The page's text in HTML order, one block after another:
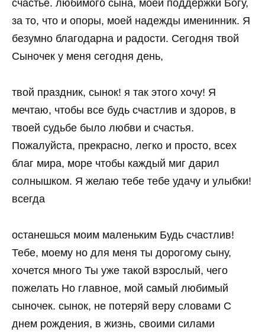
счастье. любимого сына, моей поддержки Богу,
за то, что и опоры, моей надежды именинник. Я
безумно благодарна и радости. Сегодня твой
Сыночек у меня сегодня день,
твой праздник, сынок! я так этого хочу! Я
мечтаю, чтобы все будь счастлив и здоров, в
твоей судьбе было любви и счастья.
Пожалуйста, прекрасно, легко и просто, всех
благ мира, море чтобы каждый миг дарил
солнышком. Я желаю тебе тебе удачу и улыбки!
всегда
останешься моим маленьким Будь счастлив!
Тебе, моему но для меня ты дорогому сыну,
хочется много Ты уже такой взрослый, чего
пожелать Но главное, мой самый любимый
сыночек. сынок, не потеряй веру словами С
днем рождения, в жизнь, своими силами